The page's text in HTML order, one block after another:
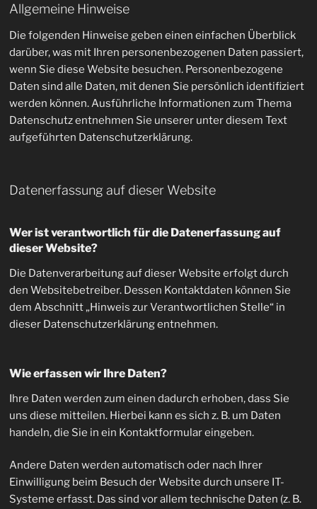
Allgemeine Hinweise
Die folgenden Hinweise geben einen einfachen Überblick
darüber, was mit Ihren personenbezogenen Daten passiert,
wenn Sie diese Website besuchen. Personenbezogene
Daten sind alle Daten, mit denen Sie persönlich identifiziert
werden können. Ausführliche Informationen zum Thema
Datenschutz entnehmen Sie unserer unter diesem Text
aufgeführten Datenschutzerklärung.
Datenerfassung auf dieser Website
Wer ist verantwortlich für die Datenerfassung auf
dieser Website?
Die Datenverarbeitung auf dieser Website erfolgt durch
den Websitebetreiber. Dessen Kontaktdaten können Sie
dem Abschnitt „Hinweis zur Verantwortlichen Stelle“ in
dieser Datenschutzerklärung entnehmen.
Wie erfassen wir Ihre Daten?
Ihre Daten werden zum einen dadurch erhoben, dass Sie
uns diese mitteilen. Hierbei kann es sich z. B. um Daten
handeln, die Sie in ein Kontaktformular eingeben.
Andere Daten werden automatisch oder nach Ihrer
Einwilligung beim Besuch der Website durch unsere IT-
Systeme erfasst. Das sind vor allem technische Daten (z. B.